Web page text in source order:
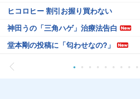
ヒコロヒー 割引お握り買わない
神田うの「三角ハゲ」治療法告白
堂本剛の投稿に「匂わせなの?」